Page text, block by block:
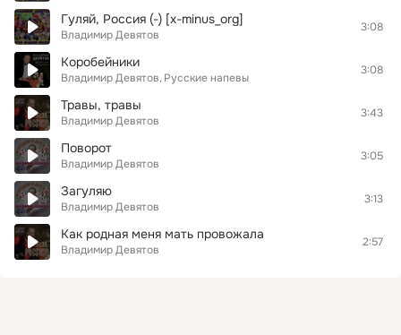
Гуляй, Россия (-) [x-minus_org]
Владимир Девятов
3:08
Коробейники
Владимир Девятов Русские напевы
3:08
Травы, травы
Владимир Девятов
3:43
Поворот
Владимир Девятов
3:05
Загуляю
Владимир Девятов
3:13
Как родная меня мать провожала
Владимир Девятов
2:57